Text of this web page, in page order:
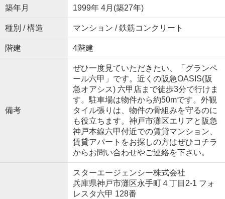
築年月 1999年 4月(築27年)
種別 / 構造 マンション / 鉄筋コンクリート
階建 4階建
備考
ぜひ一度見ていただきたい、「グランペ
ール六甲」です。近くの阪急OASIS(阪
急オアシス) 六甲店まで徒歩3分で行けま
す。駐車場は物件から約50mです。外観
タイル張りは、物件の骨組みを守るのに
も役立ちます。神戸市灘区エリアと阪急
神戸本線六甲付近での賃貸マンション、
賃貸アパートをお探しの方はぜひコチラ
からお問い合わせやご連絡を下さい。
スターエージェンシー株式会社
兵庫県神戸市灘区永手町４丁目2-1 フォ
レスタ六甲 128番